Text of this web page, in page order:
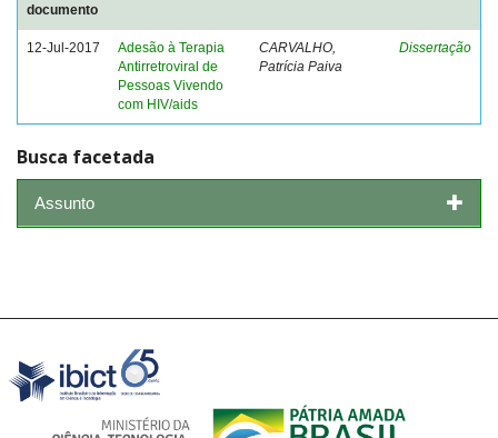
documento
12-Jul-2017
Adesão à Terapia
Antirretroviral de
Pessoas Vivendo
com HIV/aids
CARVALHO,
Patrícia Paiva
Dissertação
Busca facetada
Assunto